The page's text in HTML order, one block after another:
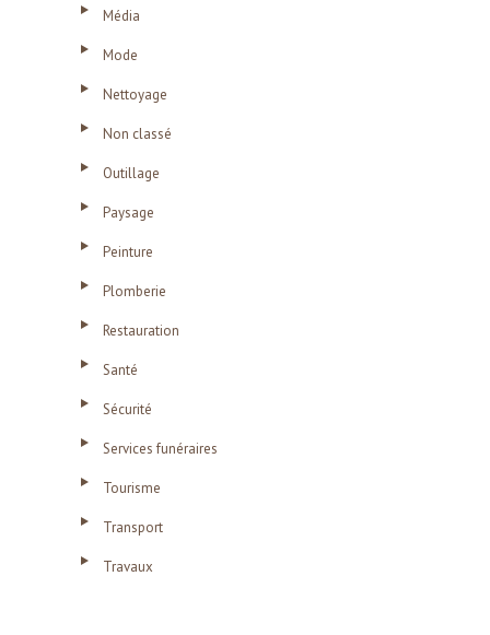
Média
Mode
Nettoyage
Non classé
Outillage
Paysage
Peinture
Plomberie
Restauration
Santé
Sécurité
Services funéraires
Tourisme
Transport
Travaux